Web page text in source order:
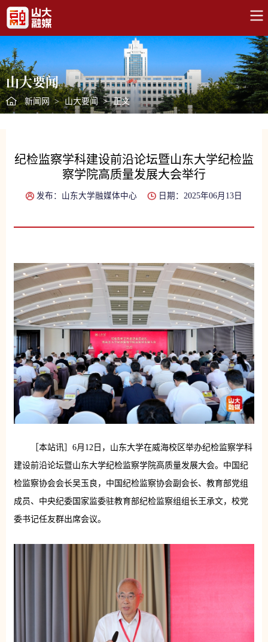
山大要闻
新闻网 > 山大要闻 > 正文
纪检监察学科建设前沿论坛暨山东大学纪检监
察学院高质量发展大会举行
发布：山东大学融媒体中心 日期：2025年06月13日
［本站讯］6月12日，山东大学在威海校区举办纪检监察学科
建设前沿论坛暨山东大学纪检监察学院高质量发展大会。中国纪
检监察协会会长吴玉良，中国纪检监察协会副会长、教育部党组
成员、中央纪委国家监委驻教育部纪检监察组组长王承文，校党
委书记任友群出席会议。